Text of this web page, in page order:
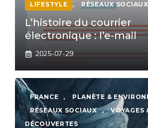
LIFESTYLE
, RÉSEAUX SOCIAUX
L’histoire du courrier
électronique : l’e-mail
2025-07-29
FRANCE , PLANÈTE &
RÉSEAUX SOCIAUX
,
VOYAGES
DÉCOUVERTES